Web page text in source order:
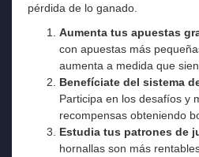
pérdida de lo ganado.
Aumenta tus apuestas
con apuestas más
aumenta a medida que
Benefíciate del sistema
Participa en los desafíos y
recompensas obteniendo
Estudia tus patrones de
hornallas son más